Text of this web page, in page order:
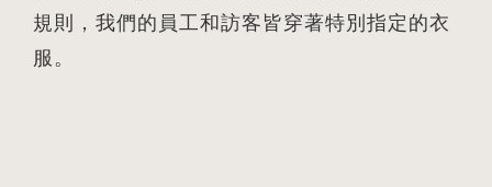
規則，我們的員工和訪客皆穿著特別指定的衣
服。